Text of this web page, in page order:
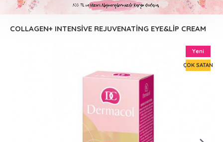
COLLAGEN+ INTENSİVE REJUVENATİNG EYE&LİP CREAM
Yeni
ÇOK SATAN